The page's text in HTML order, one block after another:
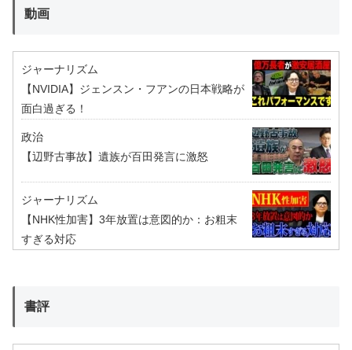
動画
ジャーナリズム
【NVIDIA】ジェンスン・フアンの日本戦略が
面白過ぎる！
政治
【辺野古事故】遺族が百田発言に激怒
ジャーナリズム
【NHK性加害】3年放置は意図的か：お粗末
すぎる対応
書評